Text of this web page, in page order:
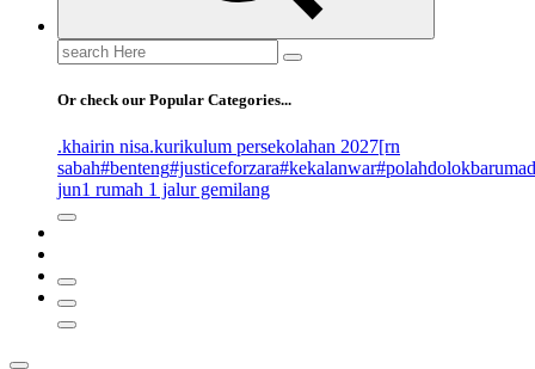
Search
for:
Or check our Popular Categories...
.khairin nisa.kurikulum persekolahan 2027[rn
sabah#benteng#justiceforzara#kekalanwar
jun1 rumah 1 jalur gemilang